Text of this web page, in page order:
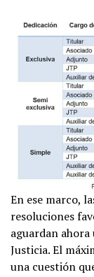
En ese marco,
resoluciones
aguardan
Justicia. El
una cuestión